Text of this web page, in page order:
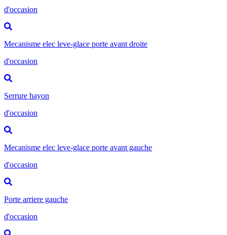
d'occasion
Mecanisme elec leve-glace porte avant droite
d'occasion
Serrure hayon
d'occasion
Mecanisme elec leve-glace porte avant gauche
d'occasion
Porte arriere gauche
d'occasion